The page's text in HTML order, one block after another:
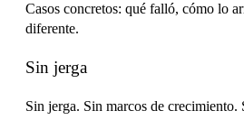
Casos concretos: qué falló, cómo lo
diferente.
Sin jerga
Sin jerga. Sin marcos de crecimiento.